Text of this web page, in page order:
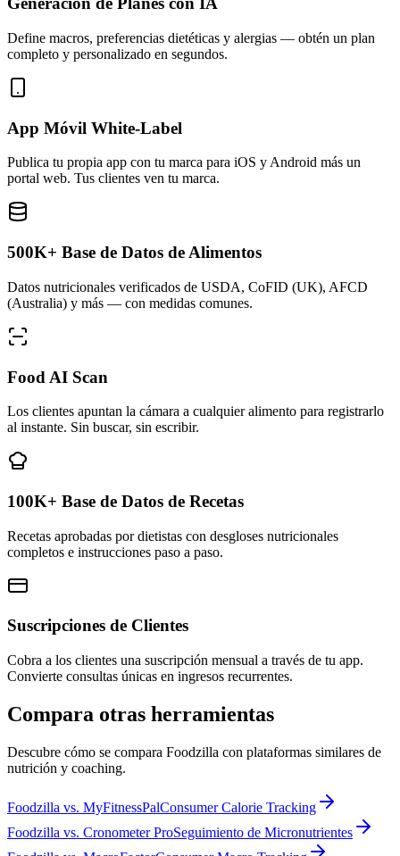
Define macros, preferencias dietéticas y alergias — obtén un plan
completo y personalizado en segundos.
App Móvil White-Label
Publica tu propia app con tu marca para iOS y Android más un
portal web. Tus clientes ven tu marca.
500K+ Base de Datos de Alimentos
Datos nutricionales verificados de USDA, CoFID (UK), AFCD
(Australia) y más — con medidas comunes.
Food AI Scan
Los clientes apuntan la cámara a cualquier alimento para registrarlo
al instante. Sin buscar, sin escribir.
100K+ Base de Datos de Recetas
Recetas aprobadas por dietistas con desgloses nutricionales
completos e instrucciones paso a paso.
Suscripciones de Clientes
Cobra a los clientes una suscripción mensual a través de tu app.
Convierte consultas únicas en ingresos recurrentes.
Compara otras herramientas
Descubre cómo se compara Foodzilla con plataformas similares de
nutrición y coaching.
Foodzilla vs. MyFitnessPalConsumer Calorie Tracking
Foodzilla vs. Cronometer ProSeguimiento de Micronutrientes